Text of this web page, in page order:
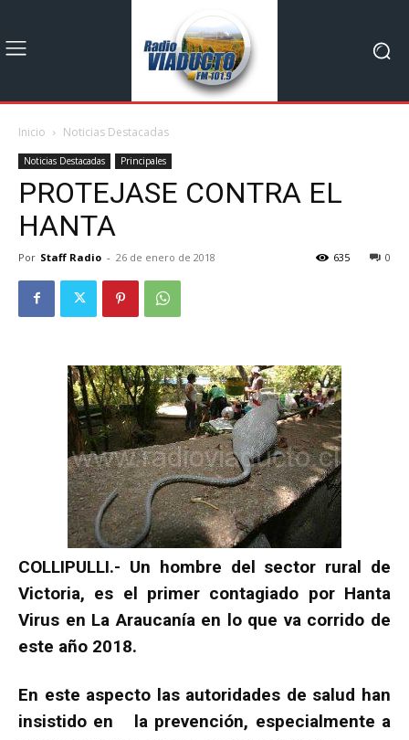
Inicio Noticias Destacadas
Noticias Destacadas Principales
PROTEJASE CONTRA EL
HANTA
Por Staff Radio - 26 de enero de 2018 0
635
COLLIPULLI.- Un hombre del sector rural de
Victoria, es el primer contagiado por Hanta
Virus en La Araucanía en lo que va corrido de
este año 2018.
En este aspecto las autoridades de salud han
insistido en la prevención, especialmente a